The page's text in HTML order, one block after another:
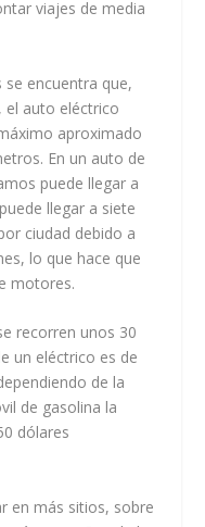
viajes de media
encuentra que,
el auto eléctrico
aproximado
En un auto de
puede llegar a
llegar a siete
ciudad debido a
lo que hace que
motores.
recorren unos 30
un eléctrico es de
de la
de gasolina la
dólares
en más sitios, sobre